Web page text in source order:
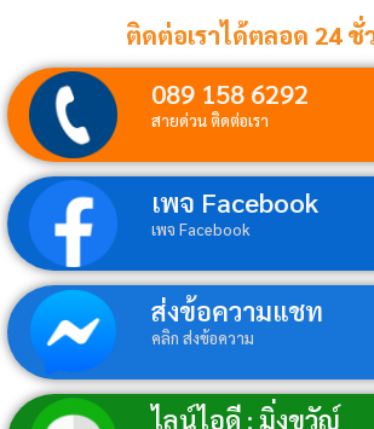
ติดต่อเราได้ตลอด 24 ชั่
089 158 6292
สายด่วน ติดต่อเรา
เพจ Facebook
เพจ Facebook
ส่งข้อความแชท
คลิก ส่งข้อความ
ไลน์ไอดี : มิ่งขวัญ์